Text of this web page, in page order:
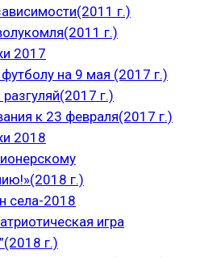
г.)
г.)
2017
на 9 мая (2017 г.)
г.)
к 23 февраля(2017 г.)
2018
г.)
села-2018
игра
г.)